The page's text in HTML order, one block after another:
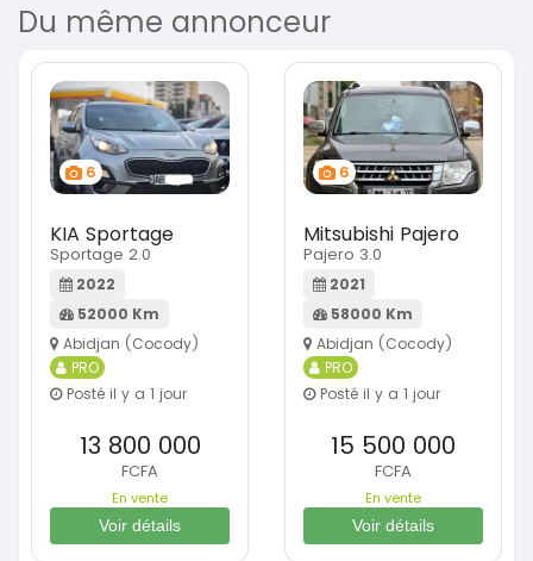
Du même annonceur
6
KIA Sportage
Sportage 2.0
2022
52000 Km
Abidjan (Cocody)
PRO
Posté il y a 1 jour
13 800 000
FCFA
En vente
Voir détails
6
Mitsubishi Pajero
Pajero 3.0
2021
58000 Km
Abidjan (Cocody)
PRO
Posté il y a 1 jour
15 500 000
FCFA
En vente
Voir détails